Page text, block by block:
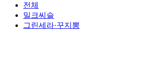
전체
밀크씨슬
그린세라·꾸지뽕